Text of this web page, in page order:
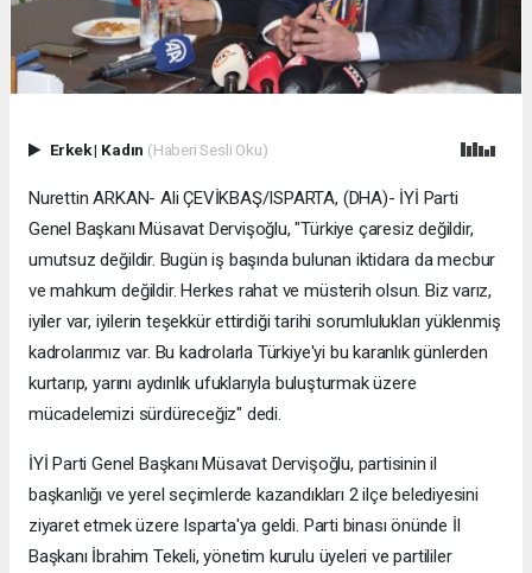
Erkek| Kadın (Haberi Sesli Oku)
Nurettin ARKAN- Ali ÇEVİKBAŞ/ISPARTA, (DHA)- İYİ Parti
Genel Başkanı Müsavat Dervişoğlu, "Türkiye çaresiz değildir,
umutsuz değildir. Bugün iş başında bulunan iktidara da mecbur
ve mahkum değildir. Herkes rahat ve müsterih olsun. Biz varız,
iyiler var, iyilerin teşekkür ettirdiği tarihi sorumlulukları yüklenmiş
kadrolarımız var. Bu kadrolarla Türkiye'yi bu karanlık günlerden
kurtarıp, yarını aydınlık ufuklarıyla buluşturmak üzere
mücadelemizi sürdüreceğiz" dedi.
İYİ Parti Genel Başkanı Müsavat Dervişoğlu, partisinin il
başkanlığı ve yerel seçimlerde kazandıkları 2 ilçe belediyesini
ziyaret etmek üzere Isparta'ya geldi. Parti binası önünde İl
Başkanı İbrahim Tekeli, yönetim kurulu üyeleri ve partililer